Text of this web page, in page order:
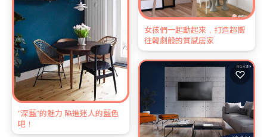
女孩們一起動起來，打造超嚮
往韓劇般的質感居家
“深藍”的魅力 陷進迷人的藍色
吧！
♡